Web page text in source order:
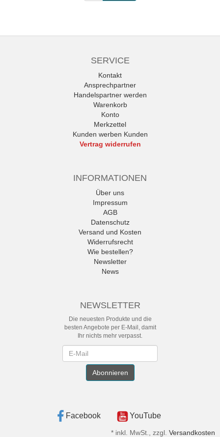
SERVICE
Kontakt
Ansprechpartner
Handelspartner werden
Warenkorb
Konto
Merkzettel
Kunden werben Kunden
Vertrag widerrufen
INFORMATIONEN
Über uns
Impressum
AGB
Datenschutz
Versand und Kosten
Widerrufsrecht
Wie bestellen?
Newsletter
News
NEWSLETTER
Die neuesten Produkte und die
besten Angebote per E-Mail, damit
Ihr nichts mehr verpasst.
Abonnieren
Facebook YouTube
* inkl. MwSt., zzgl. Versandkosten